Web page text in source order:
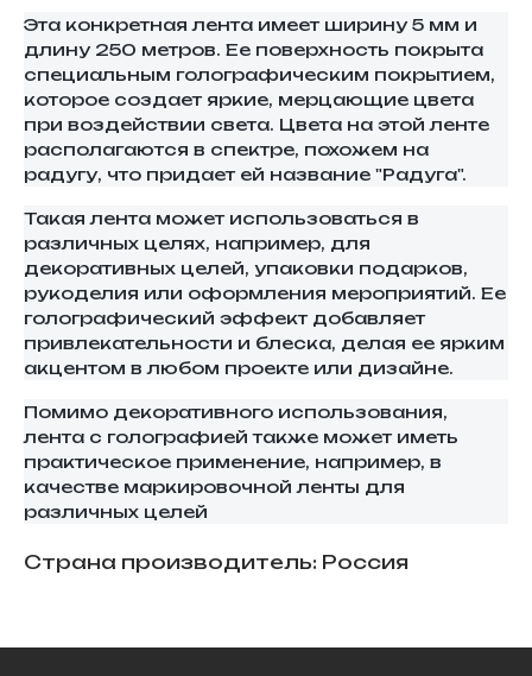
Эта конкретная лента имеет ширину 5 мм и
длину 250 метров. Ее поверхность покрыта
специальным голографическим покрытием,
которое создает яркие, мерцающие цвета
при воздействии света. Цвета на этой ленте
располагаются в спектре, похожем на
радугу, что придает ей название "Радуга".
Такая лента может использоваться в
различных целях, например, для
декоративных целей, упаковки подарков,
рукоделия или оформления мероприятий. Ее
голографический эффект добавляет
привлекательности и блеска, делая ее ярким
акцентом в любом проекте или дизайне.
Помимо декоративного использования,
лента с голографией также может иметь
практическое применение, например, в
качестве маркировочной ленты для
различных целей
Страна производитель: Россия